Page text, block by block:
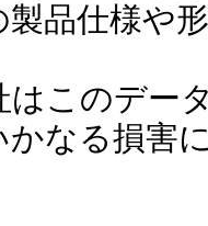
製品仕様や
このデー
かなる損害